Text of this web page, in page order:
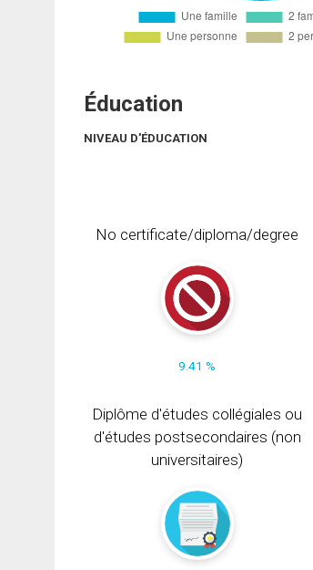
Éducation
NIVEAU D'ÉDUCATION
No certificate/diploma/degree
9.41 %
Diplôme d'études collégiales ou
d'études postsecondaires (non
universitaires)